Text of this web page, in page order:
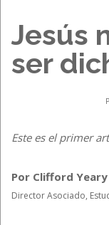
Jesús
ser
Este es el primer
Por Clifford Yeary
Director Asociado,